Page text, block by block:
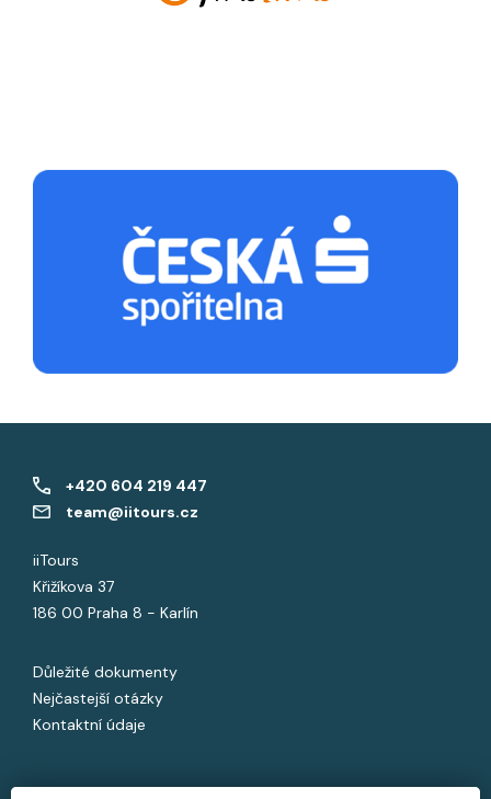
+420 604 219 447
team@iitours.cz
iiTours
Křižíkova 37
186 00 Praha 8 - Karlín
Důležité dokumenty
Nejčastejší otázky
Kontaktní údaje